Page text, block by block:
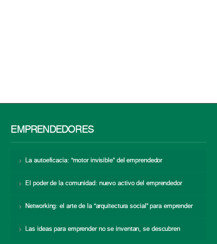
EMPRENDEDORES
La autoeficacia: “motor invisible” del emprendedor
El poder de la comunidad: nuevo activo del emprendedor
Networking: el arte de la “arquitectura social” para emprender
Las ideas para emprender no se inventan, se descubren